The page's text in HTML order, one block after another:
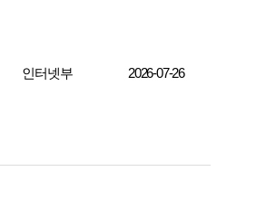
인터넷부 2026-07-26